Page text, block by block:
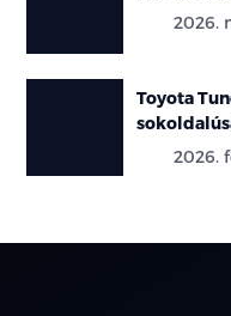
2026.
Toyota
2026.